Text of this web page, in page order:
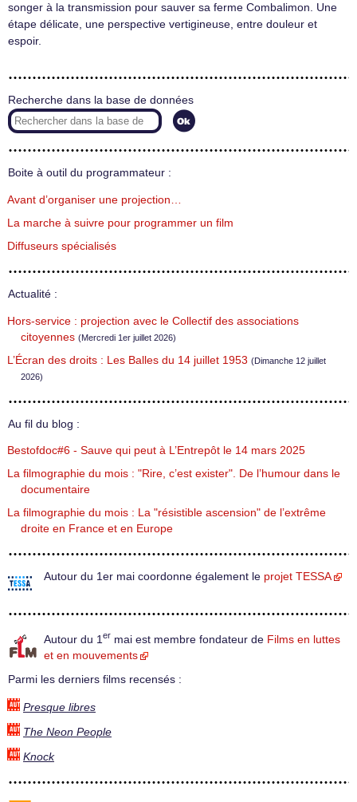
songer à la transmission pour sauver sa ferme Combalimon. Une
étape délicate, une perspective vertigineuse, entre douleur et
espoir.
Recherche dans la base de données
Boite à outil du programmateur :
Avant d’organiser une projection…
La marche à suivre pour programmer un film
Diffuseurs spécialisés
Actualité :
Hors-service : projection avec le Collectif des associations
citoyennes (Mercredi 1er juillet 2026)
L’Écran des droits : Les Balles du 14 juillet 1953 (Dimanche 12 juillet
2026)
Au fil du blog :
Bestofdoc#6 - Sauve qui peut à L’Entrepôt le 14 mars 2025
La filmographie du mois : "Rire, c’est exister". De l’humour dans le
documentaire
La filmographie du mois : La "résistible ascension" de l’extrême
droite en France et en Europe
Autour du 1er mai coordonne également le projet TESSA
Autour du 1 er mai est membre fondateur de Films en luttes
et en mouvements
Parmi les derniers films recensés :
Presque libres
The Neon People
Knock